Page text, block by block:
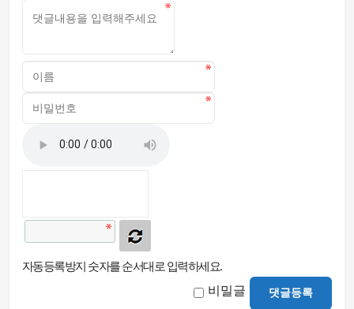
자동등록방지 숫자를 순서대로 입력하세요.
비밀글 댓글등록